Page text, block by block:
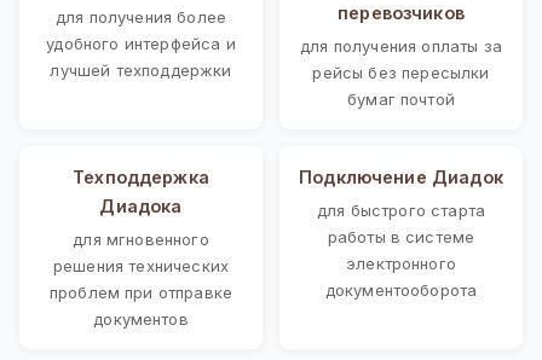
для получения более
удобного интерфейса и
лучшей техподдержки
перевозчиков
для получения оплаты за
рейсы без пересылки
бумаг почтой
Техподдержка
Диадока
для мгновенного
решения технических
проблем при отправке
документов
Подключение Диадок
для быстрого старта
работы в системе
электронного
документооборота